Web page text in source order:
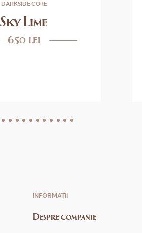
DARKSIDE CORE
Sky Lime
650 lei
INFORMAȚII
Despre companie